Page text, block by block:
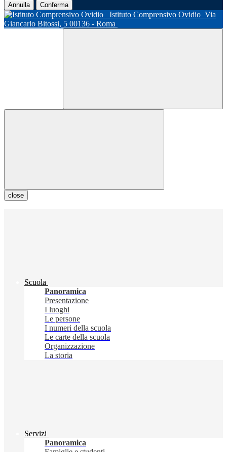
Annulla Conferma
Istituto Comprensivo Ovidio Via
Giancarlo Bitossi, 5 00136 - Roma
close
Scuola
Panoramica
Presentazione
I luoghi
Le persone
I numeri della scuola
Le carte della scuola
Organizzazione
La storia
Servizi
Panoramica